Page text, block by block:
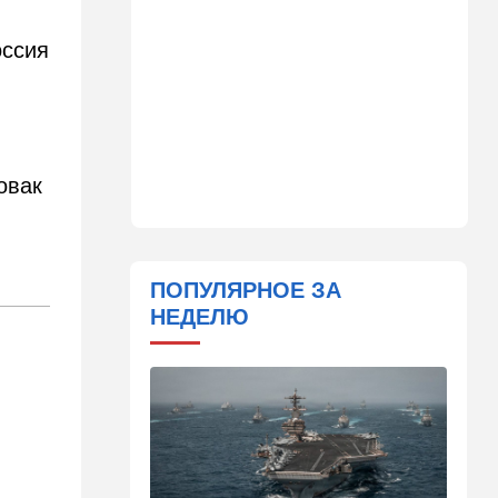
кто умнее - кошки или
собаки? Ученые дали ответ
14:41
поддержку Ирана: война с
США меняет баланс сил
14:18 Мнения
"Это ваше туда-сюда
ПОПУЛЯРНОЕ ЗА
НЕДЕЛЮ